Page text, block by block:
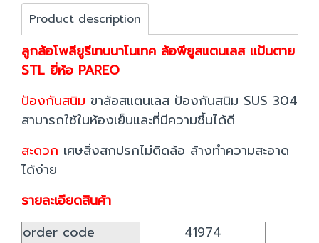
Product description
ลูกล้อโพลียูรีเทนนาโนเทค ล้อพียูสแตนเลส แป้นตาย
STL ยี่ห้อ PAREO
ป้องกันสนิม ขาล้อสแตนเลส ป้องกันสนิม SUS 304
สามารถใช้ในห้องเย็นและที่มีความชื้นได้ดี
สะดวก เศษสิ่งสกปรกไม่ติดล้อ ล้างทำความสะอาด
ได้ง่าย
รายละเอียดสินค้า
order code
41974